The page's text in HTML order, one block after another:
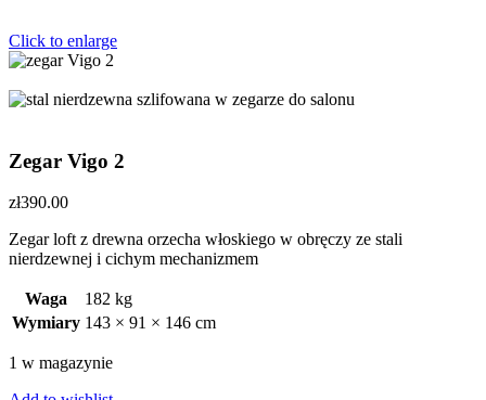
Click to enlarge
Zegar Vigo 2
zł390.00
Zegar loft z drewna orzecha włoskiego w obręczy ze stali
nierdzewnej i cichym mechanizmem
Waga
182 kg
Wymiary 143 × 91 × 146 cm
1 w magazynie